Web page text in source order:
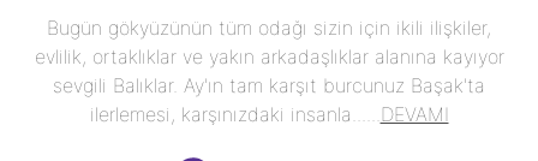
Bugün gökyüzünün tüm odağı sizin için ikili ilişkiler,
evlilik, ortaklıklar ve yakın arkadaşlıklar alanına kayıyor
sevgili Balıklar. Ay'ın tam karşıt burcunuz Başak'ta
ilerlemesi, karşınızdaki insanla...... DEVAMI